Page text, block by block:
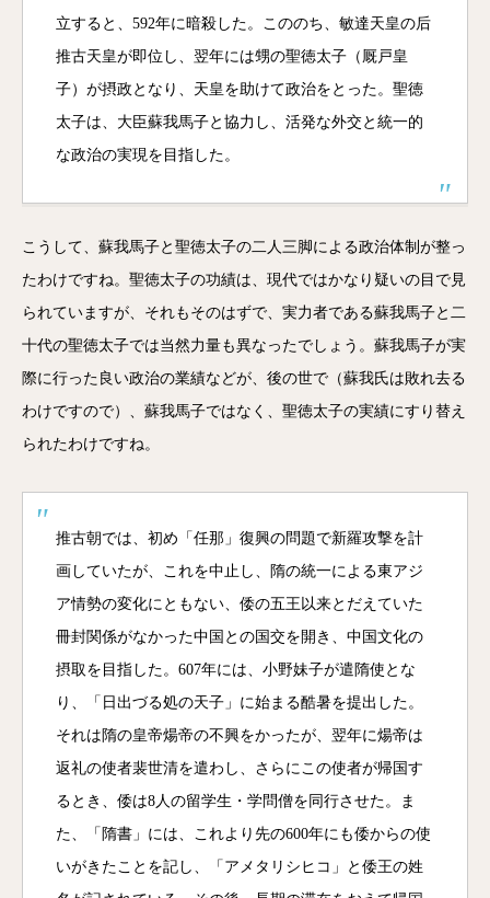
立すると、592年に暗殺した。こののち、敏達天皇の后
推古天皇が即位し、翌年には甥の聖徳太子（厩戸皇
子）が摂政となり、天皇を助けて政治をとった。聖徳
太子は、大臣蘇我馬子と協力し、活発な外交と統一的
な政治の実現を目指した。
こうして、蘇我馬子と聖徳太子の二人三脚による政治体制が整っ
たわけですね。聖徳太子の功績は、現代ではかなり疑いの目で見
られていますが、それもそのはずで、実力者である蘇我馬子と二
十代の聖徳太子では当然力量も異なったでしょう。蘇我馬子が実
際に行った良い政治の業績などが、後の世で（蘇我氏は敗れ去る
わけですので）、蘇我馬子ではなく、聖徳太子の実績にすり替え
られたわけですね。
推古朝では、初め「任那」復興の問題で新羅攻撃を計
画していたが、これを中止し、隋の統一による東アジ
ア情勢の変化にともない、倭の五王以来とだえていた
冊封関係がなかった中国との国交を開き、中国文化の
摂取を目指した。607年には、小野妹子が遣隋使とな
り、「日出づる処の天子」に始まる酷暑を提出した。
それは隋の皇帝煬帝の不興をかったが、翌年に煬帝は
返礼の使者裴世清を遣わし、さらにこの使者が帰国す
るとき、倭は8人の留学生・学問僧を同行させた。ま
た、「隋書」には、これより先の600年にも倭からの使
いがきたことを記し、「アメタリシヒコ」と倭王の姓